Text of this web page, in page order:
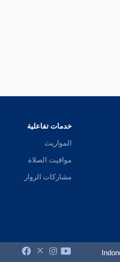
خدمات تفاعلية
المواريث
مواقيت الصلاة
مشاركات الزوار